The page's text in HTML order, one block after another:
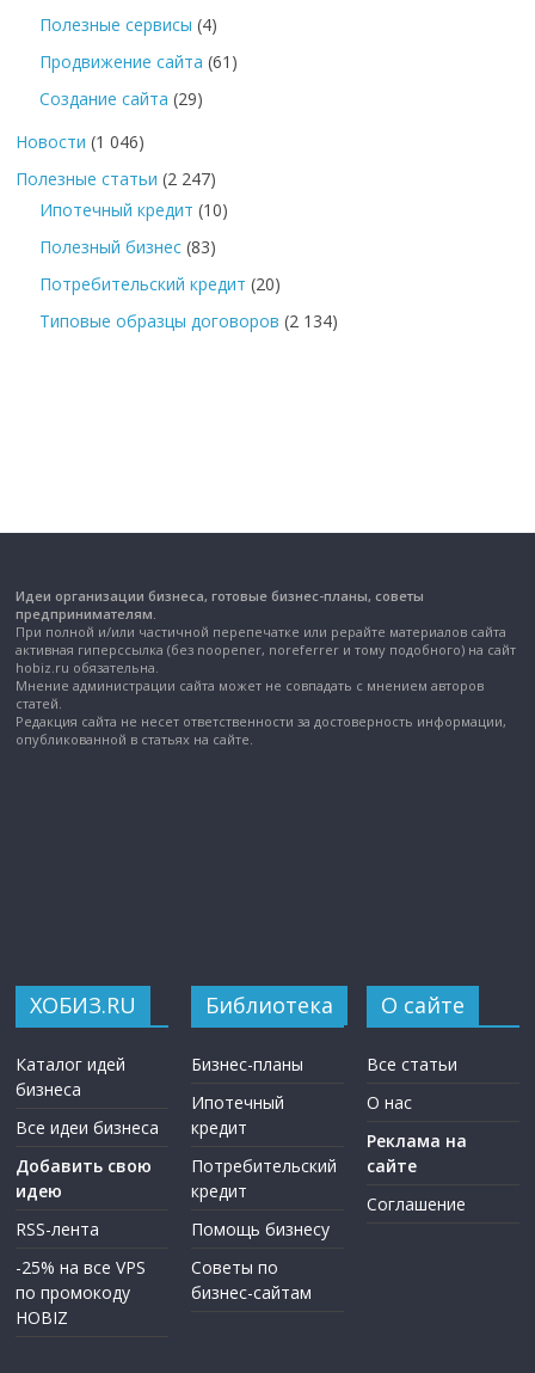
Полезные сервисы (4)
Продвижение сайта (61)
Создание сайта (29)
Новости (1 046)
Полезные статьи (2 247)
Ипотечный кредит (10)
Полезный бизнес (83)
Потребительский кредит (20)
Типовые образцы договоров (2 134)
Идеи организации бизнеса, готовые бизнес-планы, советы
предпринимателям.
При полной и/или частичной перепечатке или рерайте материалов сайта
активная гиперссылка (без noopener, noreferrer и тому подобного) на сайт
hobiz.ru обязательна.
Мнение администрации сайта может не совпадать с мнением авторов
статей.
Редакция сайта не несет ответственности за достоверность информации,
опубликованной в статьях на сайте.
ХОБИЗ.RU
Каталог идей
бизнеса
Все идеи бизнеса
Добавить свою
идею
RSS-лента
-25% на все VPS
по промокоду
HOBIZ
Библиотека
Бизнес-планы
Ипотечный
кредит
Потребительский
кредит
Помощь бизнесу
Советы по
бизнес-сайтам
О сайте
Все статьи
О нас
Реклама на
сайте
Соглашение